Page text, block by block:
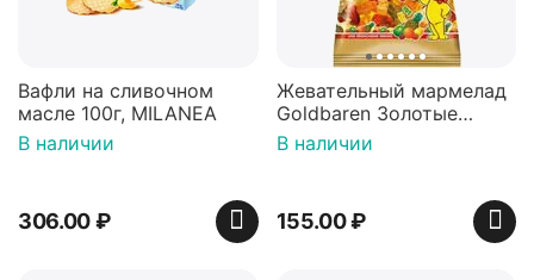
Вафли на сливочном
масле 100г, MILANEA
В наличии
306.00₽
Жевательный мармелад
Goldbaren Золотые
мишки 100г, Германия
В наличии
155.00₽